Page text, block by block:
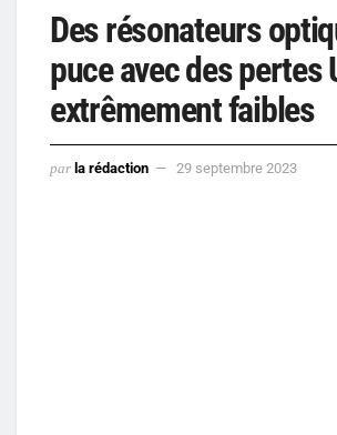
Des résonateurs
puce avec des pertes
extrêmement faibles
par la rédaction 29 septembre 2023